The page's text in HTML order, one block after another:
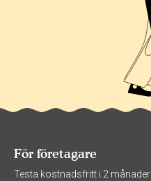
För företagare
Testa kostnadsfritt i 2 månader